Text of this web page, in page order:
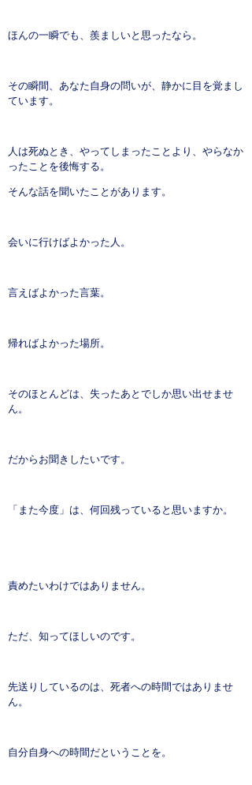
ほんの一瞬でも、羨ましいと思ったなら。
その瞬間、あなた自身の問いが、静かに目を覚まし
ています。
人は死ぬとき、やってしまったことより、やらなか
ったことを後悔する。
そんな話を聞いたことがあります。
会いに行けばよかった人。
言えばよかった言葉。
帰ればよかった場所。
そのほとんどは、失ったあとでしか思い出せませ
ん。
だからお聞きしたいです。
「また今度」は、何回残っていると思いますか。
責めたいわけではありません。
ただ、知ってほしいのです。
先送りしているのは、死者への時間ではありませ
ん。
自分自身への時間だということを。